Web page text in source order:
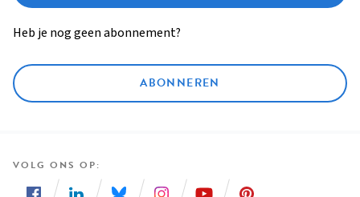
Heb je nog geen abonnement?
ABONNEREN
VOLG ONS OP